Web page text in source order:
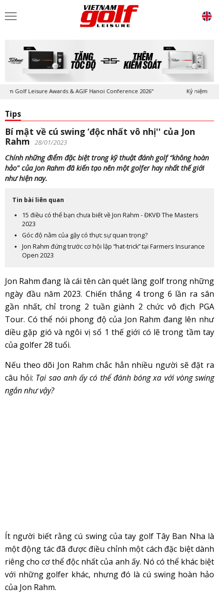
Leisure Awards & AGIF Hanoi Conference 2026" Kỷ niệm 20
Tips
Bí mật về cú swing ‘độc nhất vô nhị'' của Jon
Rahm
28/01/2023
Chính những điểm đặc biệt trong kỹ thuật đánh golf “không hoàn
hảo" của Jon Rahm đã kiến tạo nên một golfer hay nhất thế giới
như hiện nay.
Tin bài liên quan
15 điều có thể bạn chưa biết về Jon Rahm - ĐKVĐ The Masters
2023
Góc độ nằm của gậy có thực sự quan trọng?
Jon Rahm đứng trước cơ hội lập “hat-trick” tại Farmers Insurance
Open 2023
Jon Rahm đang là cái tên càn quét làng golf trong những
ngày đầu năm 2023. Chiến thắng 4 trong 6 lần ra sân
gần nhất, chỉ trong 2 tuần giành 2 chức vô địch PGA
Tour. Có thể nói phong độ của Jon Rahm đang lên như
diều gặp gió và ngôi vị số 1 thế giới có lẽ trong tầm tay
của golfer 28 tuổi.
Nếu theo dõi Jon Rahm chắc hẳn nhiều người sẽ đặt ra
câu hỏi: Tại sao anh ấy có thể đánh bóng xa với vòng swing
ngắn như vậy?
Ít người biết rằng cú swing của tay golf Tây Ban Nha là
một động tác đã được điều chỉnh một cách đặc biệt dành
riêng cho cơ thể độc nhất của anh ấy. Nó có thể khác biệt
với những golfer khác, nhưng đó là cú swing hoàn hảo
của Jon Rahm.